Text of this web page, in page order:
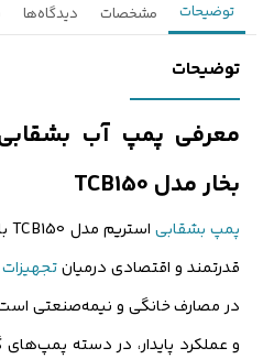
تماس می‌گیرند.
ثبت درخواست
توضیحات مشخصات دیدگاه‌ها
توضیحات
بخار مدل TCB150
پمپ بشقابی
قدرتمند و اقتصادی درمیان
در مصارف خانگی و نیمه‌صنعتی
و عملکرد پایدار، در دسته پمپ‌های